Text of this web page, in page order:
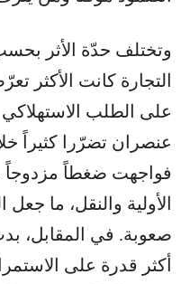
وتختلف حدّة الأثر
التجارة كانت الأكثر
على الطلب
عنصران تضرّرا كثيراً
فواجهت ضغطاً مزدوجاً
الأولية والنقل، ما جعل
صعوبة. في المقابل،
أكثر قدرة على